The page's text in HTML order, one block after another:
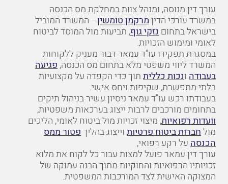
עורךדיןמנוסה,ומנהל צוות במחלקת מס הכנסה
במשרדעורכיהדיןמרקמןטומשין– המשרדהמוביל
בישראל בתחוםנזקיגוף,תביעותמולהמוסדלביטוח
לאומי ומימוש הזכויות.
במסגרת תפקידו עו"ד עמאר דבורמעניקללקוחות
המשרדליווימשפטימלאבתחום מס הכנסה,פגיעה
בעבודהונכות כלליתתוךכדיהקפדה עלמקצועיות
בלתימתפשרת, שקיפותויחס אישי.
בעבודתו רכש עו"דעמארניסיוןעשירבניהולתיקים
בתחומים מורכביםלרבות ייצוג בערכאות משפטיות,
וועדותרפואיות,מיצויזכויותמולביטוחלאומי,הליכים
מולחברות ביטוחפרטיותוייצוג בהליךפטור ממס
הכנסהעל רקע רפואי,
עורךדין עמאר פועללמצותעבורכללקוח אתמלוא
זכויותיו הרפואיות והחוקיות מתוךהבנה עמוקה של
המצוקה האישיתלצדהמורכבותהמשפטית.